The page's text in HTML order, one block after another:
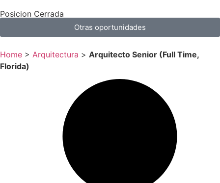
Posicion Cerrada
Otras oportunidades
Home > Arquitectura > Arquitecto Senior (Full Time,
Florida)